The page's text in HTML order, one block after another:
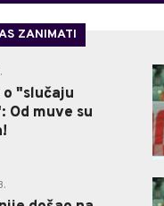
ZANIMATI
"slučaju
Od muve su